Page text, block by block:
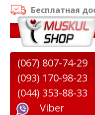
Бесплатная
на тренажеры до
(067) 807-74-29
(093) 170-98-23
(044) 353-88-33
Viber